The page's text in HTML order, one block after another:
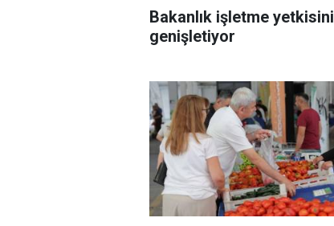
Bakanlık işletme yetkisini
genişletiyor